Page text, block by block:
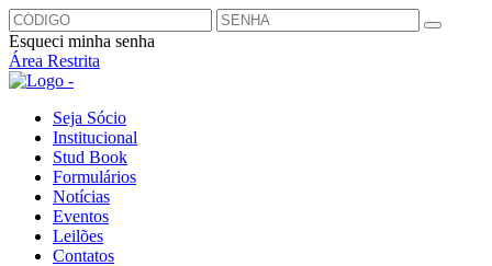
Esqueci minha senha
Área Restrita
Seja Sócio
Institucional
Stud Book
Formulários
Notícias
Eventos
Leilões
Contatos